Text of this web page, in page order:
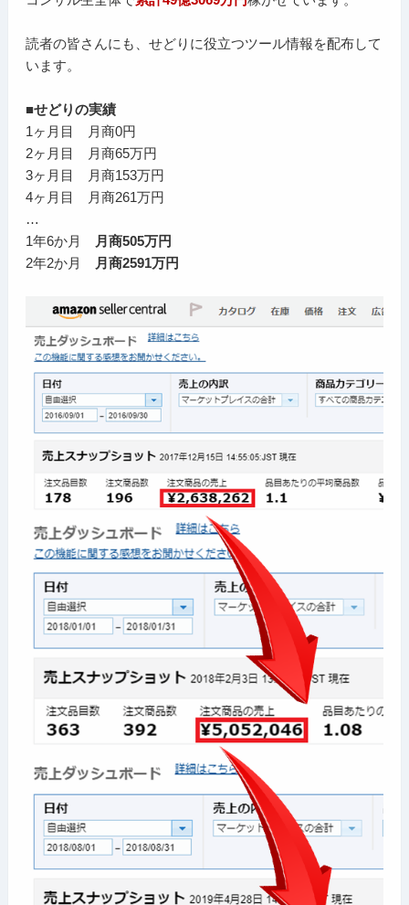
読者の皆さんにも、せどりに役立つツール情報を配布して
います。
■せどりの実績
1ヶ月目 月商0円
2ヶ月目 月商65万円
3ヶ月目 月商153万円
4ヶ月目 月商261万円
…
1年6か月
月商505万円
2年2か月
月商2591万円